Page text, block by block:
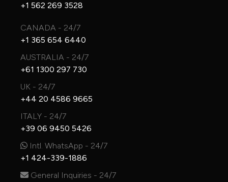
+1 562 269 3528
CANADA - 24/7
+1 365 654 6440
AUSTRALIA - 24/7
+61 1300 297 730
UK - 24/7
+44 20 4586 9665
ITALY - 24/7
+39 06 9450 5426
Intl. WhatsApp - 24/7
+1 424-339-1886
General Inquiries - 24/7